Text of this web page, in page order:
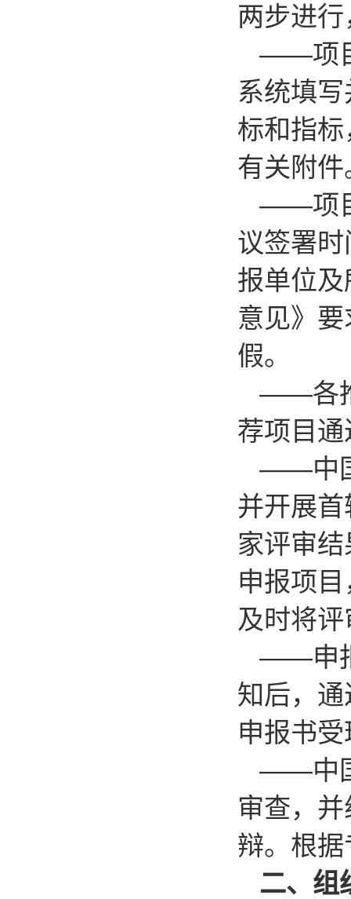
两步进
——项
系统填
标和指
有关附
——项
议签署
报单位
意见》
假。
——各
荐项目
——中
并开展
家评审
申报项
及时将
——申
知后，
申报书
——中
审查，
辩。根
二、组